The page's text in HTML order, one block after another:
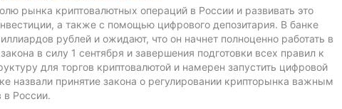
рынка криптовалютных операций в России и развивать это
а также с помощью цифрового депозитария. В банке
рублей и ожидают, что он начнет полноценно работать в
в силу 1 сентября и завершения подготовки всех правил к
для торгов криптовалютой и намерен запустить цифровой
назвали принятие закона о регулировании крипторынка важным
в России.